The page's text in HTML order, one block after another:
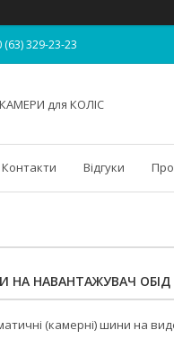
(63) 329-23-23
для КОЛІС
Контакти Відгуки
НА НАВАНТАЖУВАЧ ОБІД
(камерні) шини на